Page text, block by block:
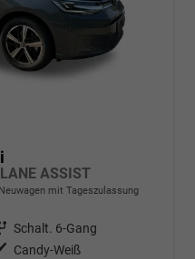
ASSIST
Neuwagen mit Tageszulassung
Getriebe Schalt. 6-Gang
Außenfarbe
Candy-Weiß